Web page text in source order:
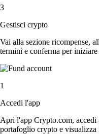
3
Gestisci crypto
Vai alla sezione ricompense,
termini e conferma per
1
Accedi l'app
Apri l'app Crypto.com, accedi
portafoglio crypto e visualizza